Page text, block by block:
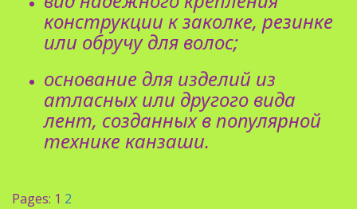
конструкции к заколке, резинке
или обручу для волос;
основание для изделий из
атласных или другого вида
лент, созданных в популярной
технике канзаши.
Pages: 1 2